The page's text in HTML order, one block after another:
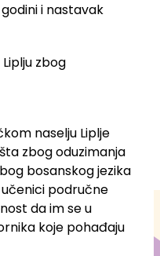
i nastavak
naselju Liplje
zbog oduzimanja
bosanskog jezika
učenici područne
da im se u
koje pohađaju